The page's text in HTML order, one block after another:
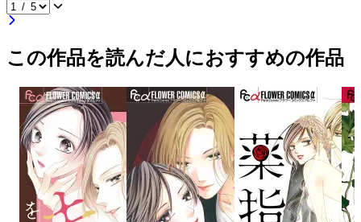
この作品を読んだ人におすすめの作品